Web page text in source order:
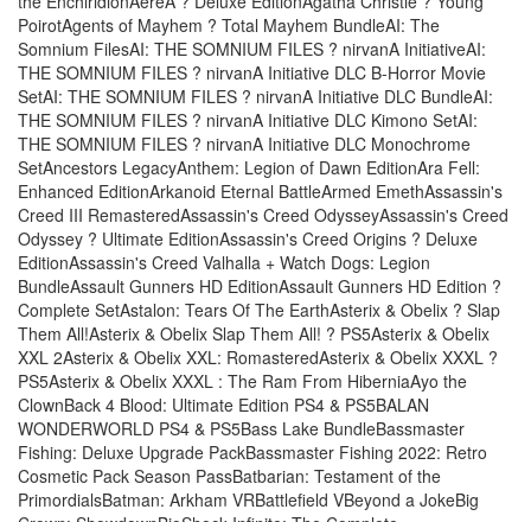
PoirotAgents of Mayhem ? Total Mayhem BundleAI: The
Somnium FilesAI: THE SOMNIUM FILES ? nirvanA InitiativeAI:
THE SOMNIUM FILES ? nirvanA Initiative DLC B-Horror Movie
SetAI: THE SOMNIUM FILES ? nirvanA Initiative DLC BundleAI:
THE SOMNIUM FILES ? nirvanA Initiative DLC Kimono SetAI:
THE SOMNIUM FILES ? nirvanA Initiative DLC Monochrome
SetAncestors LegacyAnthem: Legion of Dawn EditionAra Fell:
Enhanced EditionArkanoid Eternal BattleArmed EmethAssassin's
Creed III RemasteredAssassin's Creed OdysseyAssassin's Creed
Odyssey ? Ultimate EditionAssassin's Creed Origins ? Deluxe
EditionAssassin's Creed Valhalla + Watch Dogs: Legion
BundleAssault Gunners HD EditionAssault Gunners HD Edition ?
Complete SetAstalon: Tears Of The EarthAsterix & Obelix ? Slap
Them All!Asterix & Obelix Slap Them All! ? PS5Asterix & Obelix
XXL 2Asterix & Obelix XXL: RomasteredAsterix & Obelix XXXL ?
PS5Asterix & Obelix XXXL : The Ram From HiberniaAyo the
ClownBack 4 Blood: Ultimate Edition PS4 & PS5BALAN
WONDERWORLD PS4 & PS5Bass Lake BundleBassmaster
Fishing: Deluxe Upgrade PackBassmaster Fishing 2022: Retro
Cosmetic Pack Season PassBatbarian: Testament of the
PrimordialsBatman: Arkham VRBattlefield VBeyond a JokeBig